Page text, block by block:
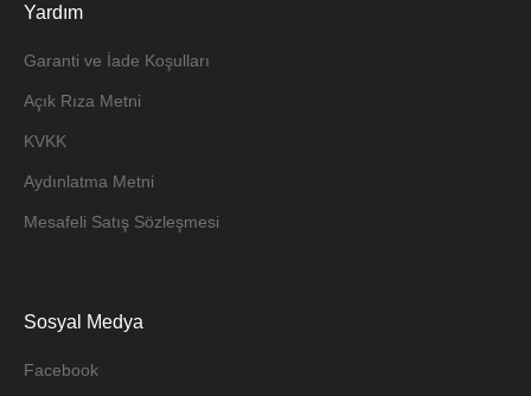
Yardım
Garanti ve İade Koşulları
Açık Rıza Metni
KVKK
Aydınlatma Metni
Mesafeli Satış Sözleşmesi
Sosyal Medya
Facebook